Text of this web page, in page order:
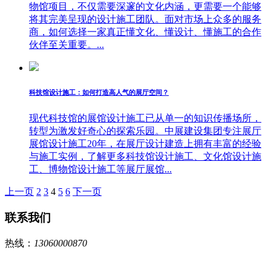
物馆项目，不仅需要深邃的文化内涵，更需要一个能够
将其完美呈现的设计施工团队。面对市场上众多的服务
商，如何选择一家真正懂文化、懂设计、懂施工的合作
伙伴至关重要。...
科技馆设计施工：如何打造高人气的展厅空间？
现代科技馆的展馆设计施工已从单一的知识传播场所，
转型为激发好奇心的探索乐园。中展建设集团专注展厅
展馆设计施工20年，在展厅设计建造上拥有丰富的经验
与施工实例，了解更多科技馆设计施工、文化馆设计施
工、博物馆设计施工等展厅展馆...
上一页 2 3 4 5 6 下一页
联系我们
热线： 13060000870